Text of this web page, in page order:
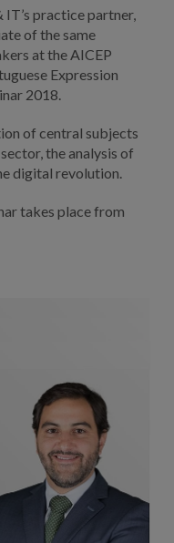
practice partner,
of the same
at the AICEP
Expression
2018.
of central subjects
the analysis of
digital revolution.
takes place from